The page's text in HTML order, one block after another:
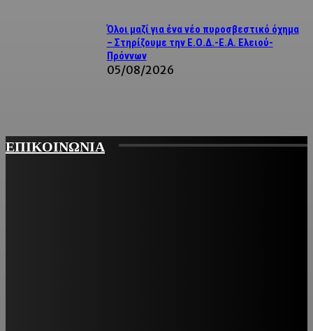
Όλοι μαζί για ένα νέο πυροσβεστικό όχημα
– Στηρίζουμε την Ε.Ο.Δ.-Ε.Α. Ελειού-
Πρόννων
05/08/2026
ΕΠΙΚΟΙΝΩΝΙΑ